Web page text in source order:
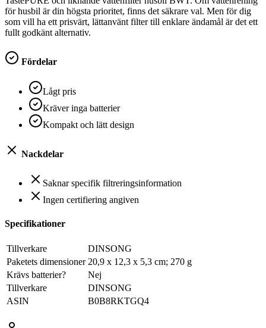
för husbil är din högsta prioritet, finns det säkrare val. Men för dig
som vill ha ett prisvärt, lättanvänt filter till enklare ändamål är det ett
fullt godkänt alternativ.
Fördelar
Lågt pris
Kräver inga batterier
Kompakt och lätt design
Nackdelar
Saknar specifik filtreringsinformation
Ingen certifiering angiven
Specifikationer
Tillverkare
‎DINSONG
Paketets dimensioner ‎20,9 x 12,3 x 5,3 cm; 270 g
Krävs batterier?
‎Nej
Tillverkare
‎DINSONG
ASIN
‎B0B8RKTGQ4